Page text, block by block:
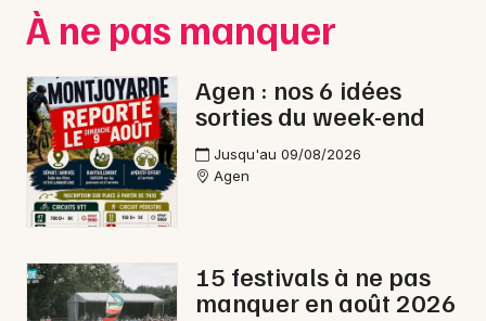
Concerts
Sports
Soirées
Sorties famille
Sorties & loisirs
Nice
Paris
Strasbourg
Toulouse
Toutes les villes
À ne pas manquer
Agen : nos 6 idées
sorties du week-end
Jusqu'au 09/08/2026
Agen
15 festivals à ne pas
manquer en août 2026